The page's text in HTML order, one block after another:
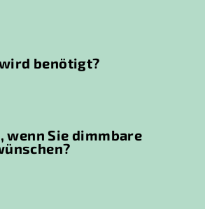
benötigt?
wenn Sie dimmbare